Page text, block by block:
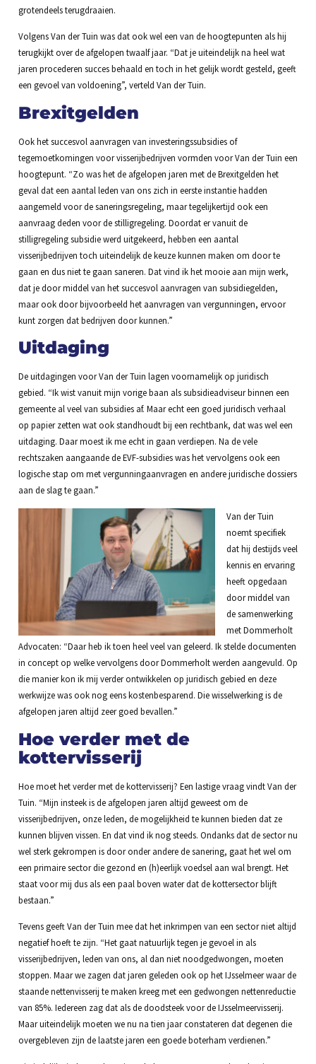
grotendeels terugdraaien.
Volgens Van der Tuin was dat ook wel een van de hoogtepunten als hij
terugkijkt over de afgelopen twaalf jaar. “Dat je uiteindelijk na heel wat
jaren procederen succes behaald en toch in het gelijk wordt gesteld, geeft
een gevoel van voldoening”, verteld Van der Tuin.
Brexitgelden
Ook het succesvol aanvragen van investeringssubsidies of
tegemoetkomingen voor visserijbedrijven vormden voor Van der Tuin een
hoogtepunt. “Zo was het de afgelopen jaren met de Brexitgelden het
geval dat een aantal leden van ons zich in eerste instantie hadden
aangemeld voor de saneringsregeling, maar tegelijkertijd ook een
aanvraag deden voor de stilligregeling. Doordat er vanuit de
stilligregeling subsidie werd uitgekeerd, hebben een aantal
visserijbedrijven toch uiteindelijk de keuze kunnen maken om door te
gaan en dus niet te gaan saneren. Dat vind ik het mooie aan mijn werk,
dat je door middel van het succesvol aanvragen van subsidiegelden,
maar ook door bijvoorbeeld het aanvragen van vergunningen, ervoor
kunt zorgen dat bedrijven door kunnen.”
Uitdaging
De uitdagingen voor Van der Tuin lagen voornamelijk op juridisch
gebied. “Ik wist vanuit mijn vorige baan als subsidieadviseur binnen een
gemeente al veel van subsidies af. Maar echt een goed juridisch verhaal
op papier zetten wat ook standhoudt bij een rechtbank, dat was wel een
uitdaging. Daar moest ik me echt in gaan verdiepen. Na de vele
rechtszaken aangaande de EVF-subsidies was het vervolgens ook een
logische stap om met vergunningaanvragen en andere juridische dossiers
aan de slag te gaan.”
Van der Tuin
noemt specifiek
dat hij destijds veel
kennis en ervaring
heeft opgedaan
door middel van
de samenwerking
met Dommerholt
Advocaten: “Daar heb ik toen heel veel van geleerd. Ik stelde documenten
in concept op welke vervolgens door Dommerholt werden aangevuld. Op
die manier kon ik mij verder ontwikkelen op juridisch gebied en deze
werkwijze was ook nog eens kostenbesparend. Die wisselwerking is de
afgelopen jaren altijd zeer goed bevallen.”
Hoe verder met de
kottervisserij
Hoe moet het verder met de kottervisserij? Een lastige vraag vindt Van der
Tuin. “Mijn insteek is de afgelopen jaren altijd geweest om de
visserijbedrijven, onze leden, de mogelijkheid te kunnen bieden dat ze
kunnen blijven vissen. En dat vind ik nog steeds. Ondanks dat de sector nu
wel sterk gekrompen is door onder andere de sanering, gaat het wel om
een primaire sector die gezond en (h)eerlijk voedsel aan wal brengt. Het
staat voor mij dus als een paal boven water dat de kottersector blijft
bestaan.”
Tevens geeft Van der Tuin mee dat het inkrimpen van een sector niet altijd
negatief hoeft te zijn. “Het gaat natuurlijk tegen je gevoel in als
visserijbedrijven, leden van ons, al dan niet noodgedwongen, moeten
stoppen. Maar we zagen dat jaren geleden ook op het IJsselmeer waar de
staande nettenvisserij te maken kreeg met een gedwongen nettenreductie
van 85%. Iedereen zag dat als de doodsteek voor de IJsselmeervisserij.
Maar uiteindelijk moeten we nu na tien jaar constateren dat degenen die
overgebleven zijn de laatste jaren een goede boterham verdienen.”